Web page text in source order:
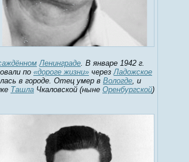
Ленинграде . В январе 1942 г.
по «дороге жизни» через Ладожское
в городе. Отец умер в Вологде , и
Ташла Чкаловской (ныне Оренбургской)